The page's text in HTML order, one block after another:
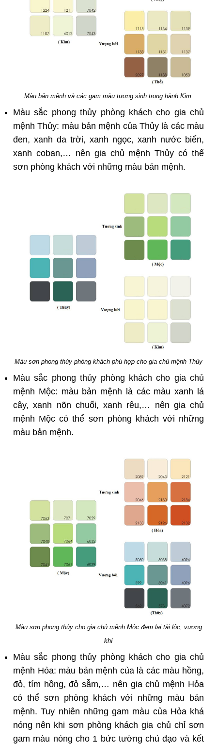
Màu bản mệnh và các gam màu tương sinh trong hành Kim
Màu sắc phong thủy phòng khách cho gia chủ
mệnh Thủy: màu bản mệnh của Thủy là các màu
đen, xanh da trời, xanh ngọc, xanh nước biển,
xanh coban,… nên gia chủ mệnh Thủy có thể
sơn phòng khách với những màu bản mệnh.
Màu sơn phong thủy phòng khách phù hợp cho gia chủ mệnh Thủy
Màu sắc phong thủy phòng khách cho gia chủ
mệnh Mộc: màu bản mệnh là các màu xanh lá
cây, xanh nõn chuối, xanh rêu,… nên gia chủ
mệnh Mộc có thể sơn phòng khách với những
màu bản mệnh.
Màu sơn phong thủy cho gia chủ mệnh Mộc đem lại tài lộc, vượng
khí
Màu sắc phong thủy phòng khách cho gia chủ
mệnh Hỏa: màu bản mệnh của là các màu hồng,
đỏ, tím hồng, đỏ sẫm,… nên gia chủ mệnh Hỏa
có thể sơn phòng khách với những màu bản
mệnh. Tuy nhiên những gam màu của Hỏa khá
nóng nên khi sơn phòng khách gia chủ chỉ sơn
gam màu nóng cho 1 bức tường chủ đạo và kết